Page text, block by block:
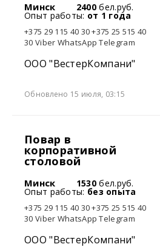
Минск 2400 бел.руб.
Опыт работы: от 1 года
+375 29 115 40 30 +375 25 515 40
30 Viber WhatsApp Telegram
ООО "ВестерКомпани"
Обновлено 15 июля, 03:15
Повар в
корпоративной
столовой
Минск 1530 бел.руб.
Опыт работы: без опыта
+375 29 115 40 30 +375 25 515 40
30 Viber WhatsApp Telegram
ООО "ВестерКомпани"